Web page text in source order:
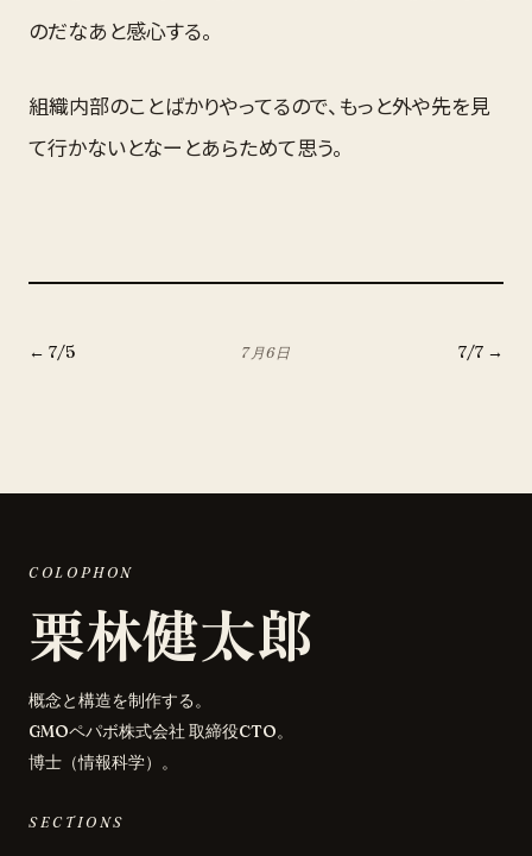
のだなあと感心する。
組織内部のことばかりやってるので、もっと外や先を見
て行かないとなーとあらためて思う。
← 7/5 7月6日 7/7→
COLOPHON
栗林健太郎
概念と構造を制作する。
GMOペパボ株式会社 取締役CTO。
博士（情報科学）。
SECTIONS